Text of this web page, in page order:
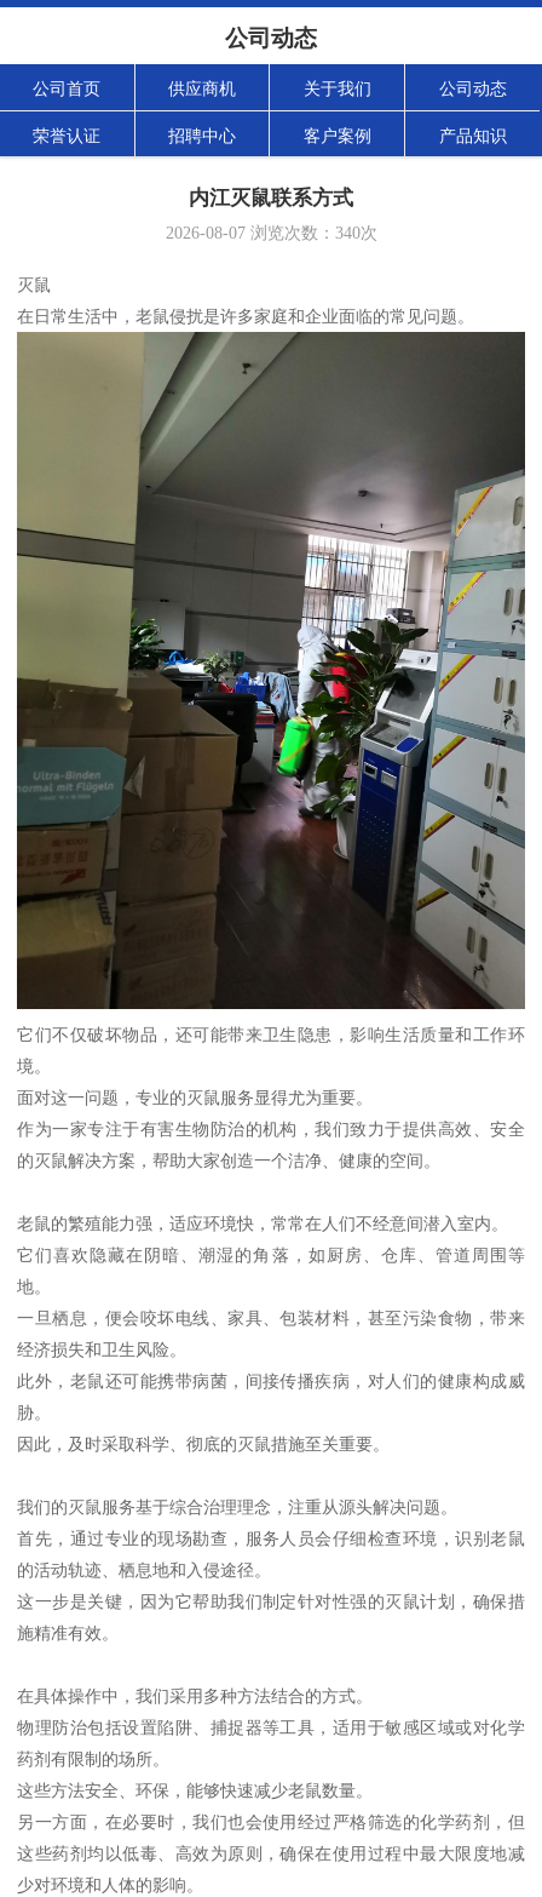
公司动态
公司首页 供应商机 关于我们 公司动态
荣誉认证 招聘中心 客户案例 产品知识
内江灭鼠联系方式
2026-08-07浏览次数： 340次
灭鼠
在日常生活中，老鼠侵扰是许多家庭和企业面临的常见问题。
它们不仅破坏物品，还可能带来卫生隐患，影响生活质量和工作环
境。
面对这一问题，专业的灭鼠服务显得尤为重要。
作为一家专注于有害生物防治的机构，我们致力于提供高效、安全
的灭鼠解决方案，帮助大家创造一个洁净、健康的空间。
老鼠的繁殖能力强，适应环境快，常常在人们不经意间潜入室内。
它们喜欢隐藏在阴暗、潮湿的角落，如厨房、仓库、管道周围等
地。
一旦栖息，便会咬坏电线、家具、包装材料，甚至污染食物，带来
经济损失和卫生风险。
此外，老鼠还可能携带病菌，间接传播疾病，对人们的健康构成威
胁。
因此，及时采取科学、彻底的灭鼠措施至关重要。
我们的灭鼠服务基于综合治理理念，注重从源头解决问题。
首先，通过专业的现场勘查，服务人员会仔细检查环境，识别老鼠
的活动轨迹、栖息地和入侵途径。
这一步是关键，因为它帮助我们制定针对性强的灭鼠计划，确保措
施精准有效。
在具体操作中，我们采用多种方法结合的方式。
物理防治包括设置陷阱、捕捉器等工具，适用于敏感区域或对化学
药剂有限制的场所。
这些方法安全、环保，能够快速减少老鼠数量。
另一方面，在必要时，我们也会使用经过严格筛选的化学药剂，但
这些药剂均以低毒、高效为原则，确保在使用过程中最大限度地减
少对环境和人体的影响。